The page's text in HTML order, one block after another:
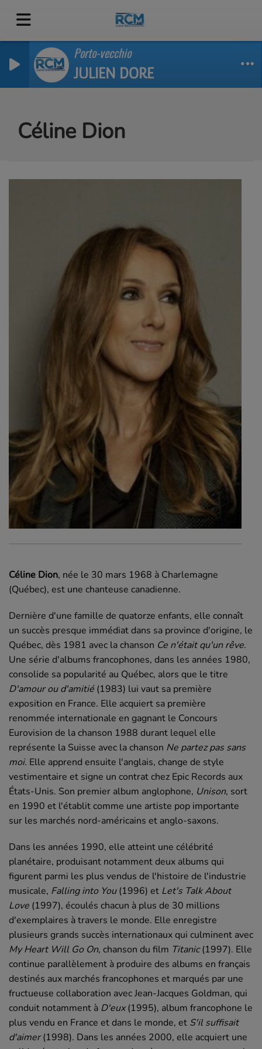
Porto-vecchio
JULIEN DORE
Céline Dion
Céline Dion, née le 30 mars 1968 à Charlemagne
(Québec), est une chanteuse canadienne.
Dernière d'une famille de quatorze enfants, elle connaît
un succès presque immédiat dans sa province d'origine, le
Québec, dès 1981 avec la chanson Ce n'était qu'un rêve.
Une série d'albums francophones, dans les années 1980,
consolide sa popularité au Québec, alors que le titre
D'amour ou d'amitié(1983) lui vaut sa première
exposition en France. Elle acquiert sa première
renommée internationale en gagnant le Concours
Eurovision de la chanson 1988 durant lequel elle
représente la Suisse avec la chanson Ne partez pas sans
moi. Elle apprend ensuite l'anglais, change de style
vestimentaire et signe un contrat chez Epic Records aux
États-Unis. Son premier album anglophone, Unison, sort
en 1990 et l'établit comme une artiste pop importante
sur les marchés nord-américains et anglo-saxons.
Dans les années 1990, elle atteint une célébrité
planétaire, produisant notamment deux albums qui
figurent parmi les plus vendus de l'histoire de l'industrie
musicale, Falling into You(1996) et Let's Talk About
Love (1997), écoulés chacun à plus de 30 millions
d'exemplaires à travers le monde. Elle enregistre
plusieurs grands succès internationaux qui culminent avec
My Heart Will Go On, chanson du film Titanic(1997). Elle
continue parallèlement à produire des albums en français
destinés aux marchés francophones et marqués par une
fructueuse collaboration avec Jean-Jacques Goldman, qui
conduit notamment à D'eux(1995), album francophone le
plus vendu en France et dans le monde, et S'il suffisait
d'aimer(1998). Dans les années 2000, elle acquiert une